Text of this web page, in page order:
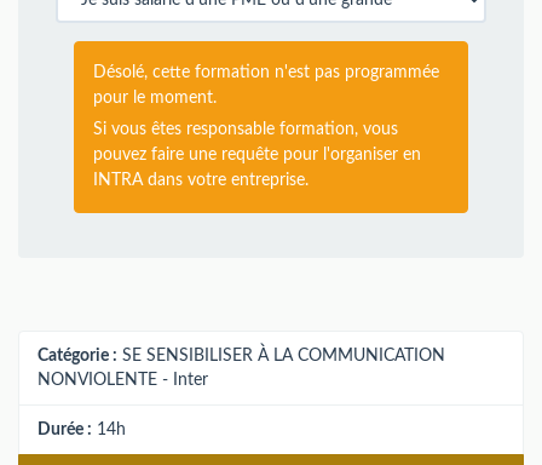
Désolé, cette formation n'est pas programmée
pour le moment.
Si vous êtes responsable formation, vous
pouvez faire une requête pour l'organiser en
INTRA dans votre entreprise.
Catégorie : SE SENSIBILISER À LA COMMUNICATION
NONVIOLENTE - Inter
Durée : 14h